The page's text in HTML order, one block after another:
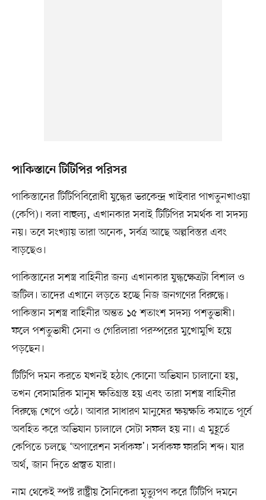
পাকিস্তানে টিটিপির পরিসর
পাকিস্তানের টিটিপিবিরোধী যুদ্ধের ভরকেন্দ্র খাইবার পাখতুনখাওয়া
(কেপি)। বলা বাহুল্য, এখানকার সবাই টিটিপির সমর্থক বা সদস্য
নয়। তবে সংখ্যায় তারা অনেক, সর্বত্র আছে অল্পবিস্তর এবং
বাড়ছেও।
পাকিস্তানের সশস্ত্র বাহিনীর জন্য এখানকার যুদ্ধক্ষেত্রটা বিশাল ও
জটিল। তাদের এখানে লড়তে হচ্ছে নিজ জনগণের বিরুদ্ধে।
পাকিস্তান সশস্ত্র বাহিনীর অন্তত ১৫ শতাংশ সদস্য পশতুভাষী।
ফলে পশতুভাষী সেনা ও গেরিলারা পরস্পরের মুখোমুখি হয়ে
পড়ছেন।
টিটিপি দমন করতে যখনই হঠাৎ কোনো অভিযান চালানো হয়,
তখন বেসামরিক মানুষ ক্ষতিগ্রস্ত হয় এবং তারা সশস্ত্র বাহিনীর
বিরুদ্ধে খেপে ওঠে। আবার সাধারণ মানুষের ক্ষয়ক্ষতি কমাতে পূর্বে
অবহিত করে অভিযান চালালে সেটা সফল হয় না। এ মুহূর্তে
কেপিতে চলছে ‘অপারেশন সর্বাকফ’। সর্বাকফ ফারসি শব্দ। যার
অর্থ, জান দিতে প্রস্তুত যারা।
নাম থেকেই স্পষ্ট রাষ্ট্রীয় সৈনিকেরা মৃত্যুপণ করে টিটিপি দমনে